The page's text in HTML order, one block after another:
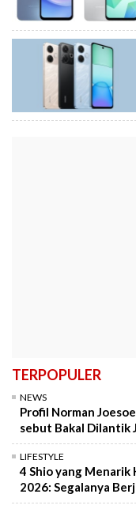
TERPOPULER
NEWS
Profil Norman
sebut Bakal Dilantik
LIFESTYLE
4 Shio yang
2026: Segalanya